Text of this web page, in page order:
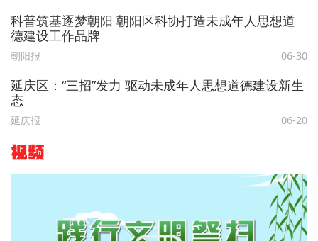
科普筑基逐梦朝阳 朝阳区科协打造未成年人思想道
德建设工作品牌
朝阳报 06-30
延庆区：“三招”发力 驱动未成年人思想道德建设新生
态
延庆报 06-20
视频